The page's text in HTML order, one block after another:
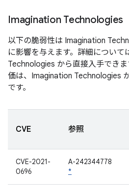
Imagination Technologies
以下の脆弱性は Imagination
に影響を与えます。詳細について
Technologies から直接入手でき
価は、Imagination Technologies
です。
CVE 参照
CVE-2021-
0696
A-242344778
*